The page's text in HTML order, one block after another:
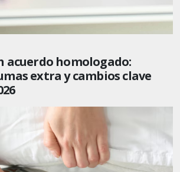
acuerdo homologado:
extra y cambios clave